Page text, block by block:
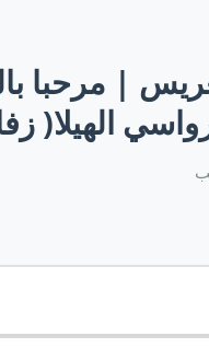
| مرحبا
الهيلا( زفات